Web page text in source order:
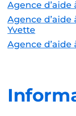
Agence
Agence
Yvette
Agence